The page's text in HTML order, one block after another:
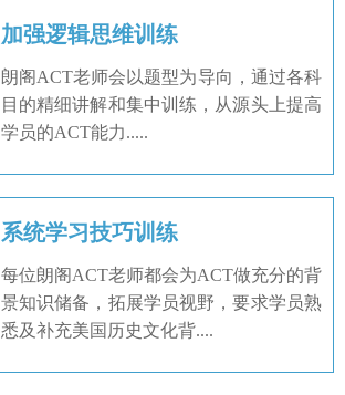
加强逻辑思维训练
朗阁ACT老师会以题型为导向，通过各科
目的精细讲解和集中训练，从源头上提高
学员的ACT能力.....
系统学习技巧训练
每位朗阁ACT老师都会为ACT做充分的背
景知识储备，拓展学员视野，要求学员熟
悉及补充美国历史文化背....